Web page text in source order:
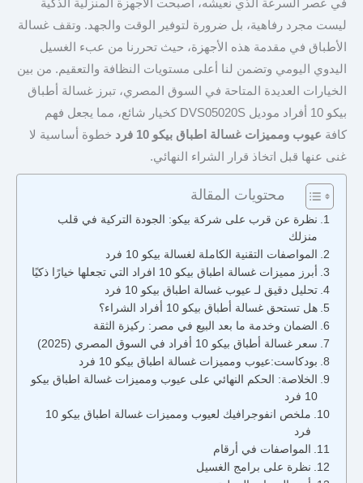
في عصر السرعة الذي نعيشه، أصبحت الأجهزة المنزلية الذكية
ليست مجرد رفاهية، بل ضرورة لتوفير الوقت والجهد. وتقف غسالة
الأطباق في مقدمة هذه الأجهزة، حيث تحررنا من عبء الغسيل
اليدوي اليومي وتضمن لنا أعلى مستويات النظافة والتعقيم. من بين
الخيارات العديدة المتاحة في السوق المصري، تبرز غسالة أطباق
بيكو 10 أفراد موديل DVS05020S كخيار شائع، مما يجعل فهم
كافة عيوب ومميزات غسالة اطباق بيكو 10 فرد
خطوة أساسية لا
غنى عنها قبل اتخاذ قرار الشراء النهائي.
محتويات المقالة
نظرة عن قرب على شركة بيكو: الجودة التركية في قلب
منزلك
المواصفات التقنية الكاملة لغسالة بيكو 10 فرد
أبرز مميزات غسالة اطباق بيكو 10 افراد التي تجعلها خيارًا ذكيًا
تحليل دقيق لـ عيوب غسالة اطباق بيكو 10 فرد
هل تستحق غسالة أطباق بيكو 10 أفراد الشراء؟
الضمان وخدمة ما بعد البيع في مصر: ركيزة الثقة
سعر غسالة أطباق بيكو 10 أفراد في السوق المصري (2025)
بودكاست:عيوب ومميزات غسالة اطباق بيكو 10 فرد
الخلاصة: الحكم النهائي على عيوب ومميزات غسالة اطباق بيكو
10 فرد
ملخص انفوجرافيك لعيوب ومميزات غسالة اطباق بيكو 10
فرد
المواصفات في أرقام
نظرة على برامج الغسيل